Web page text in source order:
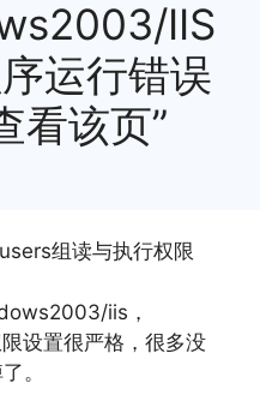
IIS
运行错误
看该页”
组读与执行权限
iis，
设置很严格，很多没
。